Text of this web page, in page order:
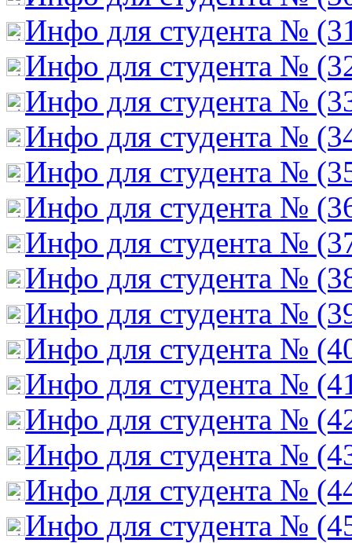
Инфо для студента №
Инфо для студента №
Инфо для студента №
Инфо для студента №
Инфо для студента №
Инфо для студента №
Инфо для студента №
Инфо для студента №
Инфо для студента №
Инфо для студента №
Инфо для студента №
Инфо для студента №
Инфо для студента №
Инфо для студента №
Инфо для студента №